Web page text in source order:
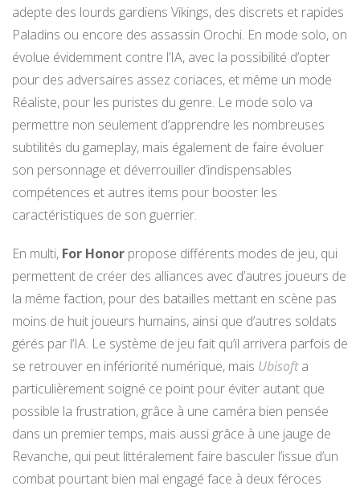
adepte des lourds gardiens Vikings, des discrets et rapides
Paladins ou encore des assassin Orochi. En mode solo, on
évolue évidemment contre l’IA, avec la possibilité d’opter
pour des adversaires assez coriaces, et même un mode
Réaliste, pour les puristes du genre. Le mode solo va
permettre non seulement d’apprendre les nombreuses
subtilités du gameplay, mais également de faire évoluer
son personnage et déverrouiller d’indispensables
compétences et autres items pour booster les
caractéristiques de son guerrier.
En multi, For Honor propose différents modes de jeu, qui
permettent de créer des alliances avec d’autres joueurs de
la même faction, pour des batailles mettant en scène pas
moins de huit joueurs humains, ainsi que d’autres soldats
gérés par l’IA. Le système de jeu fait qu’il arrivera parfois de
se retrouver en infériorité numérique, mais Ubisofta
particulièrement soigné ce point pour éviter autant que
possible la frustration, grâce à une caméra bien pensée
dans un premier temps, mais aussi grâce à une jauge de
Revanche, qui peut littéralement faire basculer l’issue d’un
combat pourtant bien mal engagé face à deux féroces